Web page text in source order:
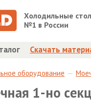
Холодильные
№1 в России
Скачать
оборудование
1-но